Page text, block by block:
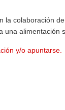
la colaboración
una alimentación
y/o apuntarse.